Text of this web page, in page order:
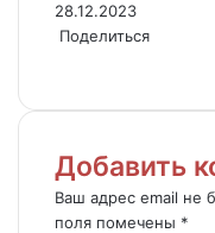
28.12.2023
Поделиться
Добавить
Ваш адрес email не
поля помечены *